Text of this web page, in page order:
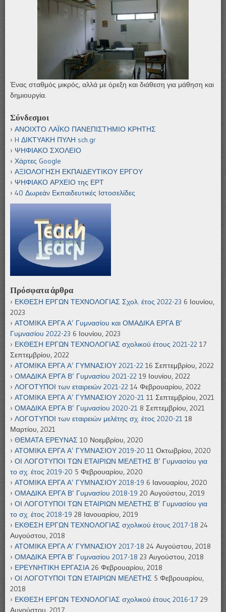
Ένας σταθμός μικρός, αλλά με όρεξη και διάθεση για μάθηση και
δημιουργία.
Σύνδεσμοι
ΑΝΟΙΧΤΟ ΛΑΪΚΟ ΠΑΝΕΠΙΣΤΗΜΙΟ ΚΡΗΤΗΣ
H ΔΙΚΤΥΑΚΗ ΠΥΛΗ sch.gr
ΨΗΦΙΑΚΟ ΣΧΟΛΕΙΟ
Χάρτες Google
ΑΞΙΟΛΟΓΗΣΗ ΕΚΠΑΙΔΕΥΤΙΚΟΥ ΕΡΓΟΥ
ΨΗΦΙΑΚΟ ΑΡΧΕΙΟ της ΕΡΤ
40 Δωρεάν Εκπαιδευτικές Ιστοσελίδες
Πρόσφατα άρθρα
ΕΚΘΕΣΗ ΕΡΓΩΝ ΤΕΧΝΟΛΟΓΙΑΣ Σχολ. έτος 2022-23 6 Ιουνίου,
2023
ΑΤΟΜΙΚΑ ΕΡΓΑ Α’ Γυμνασίου και ΟΜΑΔΙΚΑ ΕΡΓΑ Β’
Γυμνασίου 2022-23 6 Ιουνίου, 2023
ΕΚΘΕΣΗ ΕΡΓΩΝ ΤΕΧΝΟΛΟΓΙΑΣ σχολικού έτους 2021-22 17
Σεπτεμβρίου, 2022
ΑΤΟΜΙΚΑ ΕΡΓΑ Α’ ΓΥΜΝΑΣΙΟΥ 2021-22 16 Σεπτεμβρίου, 2022
ΟΜΑΔΙΚΑ ΕΡΓΑ Β’ Γυμνασίου 2021-22 19 Ιουνίου, 2022
ΛΟΓΟΤΥΠΟΙ των εταιρειών 2021-22 14 Φεβρουαρίου, 2022
ΑΤΟΜΙΚΑ ΕΡΓΑ Α’ ΓΥΜΝΑΣΙΟΥ 2020-21 11 Σεπτεμβρίου, 2021
ΟΜΑΔΙΚΑ ΕΡΓΑ Β’ Γυμνασίου 2020-21 8 Σεπτεμβρίου, 2021
ΛΟΓΟΤΥΠΟΙ των εταιρειών μελέτης σχ. έτος 2020-21 18
Μαρτίου, 2021
ΘΕΜΑΤΑ ΕΡΕΥΝΑΣ 10 Νοεμβρίου, 2020
ΑΤΟΜΙΚΑ ΕΡΓΑ Α’ ΓΥΜΝΑΣΙΟΥ 2019-20 11 Οκτωβρίου, 2020
ΟΙ ΛΟΓΟΤΥΠΟΙ ΤΩΝ ΕΤΑΙΡΙΩΝ ΜΕΛΕΤΗΣ Β’ Γυμνασίου για
το σχ. έτος 2019-20 5 Φεβρουαρίου, 2020
ΑΤΟΜΙΚΑ ΕΡΓΑ Α’ ΓΥΜΝΑΣΙΟΥ 2018-19 6 Ιανουαρίου, 2020
ΟΜΑΔΙΚΑ ΕΡΓΑ Β’ Γυμνασίου 2018-19 20 Αυγούστου, 2019
ΟΙ ΛΟΓΟΤΥΠΟΙ ΤΩΝ ΕΤΑΙΡΙΩΝ ΜΕΛΕΤΗΣ Β’ Γυμνασίου για
το σχ. έτος 2018-19 28 Ιανουαρίου, 2019
ΕΚΘΕΣΗ ΕΡΓΩΝ ΤΕΧΝΟΛΟΓΙΑΣ σχολικού έτους 2017-18 24
Αυγούστου, 2018
ΑΤΟΜΙΚΑ ΕΡΓΑ Α’ ΓΥΜΝΑΣΙΟΥ 2017-18 24 Αυγούστου, 2018
ΟΜΑΔΙΚΑ ΕΡΓΑ Β’ Γυμνασίου 2017-18 23 Αυγούστου, 2018
ΕΡΕΥΝΗΤΙΚΗ ΕΡΓΑΣΙΑ 26 Φεβρουαρίου, 2018
ΟΙ ΛΟΓΟΤΥΠΟΙ ΤΩΝ ΕΤΑΙΡΙΩΝ ΜΕΛΕΤΗΣ 5 Φεβρουαρίου,
2018
ΕΚΘΕΣΗ ΕΡΓΩΝ ΤΕΧΝΟΛΟΓΙΑΣ σχολικού έτους 2016-17 29
Αυγούστου, 2017